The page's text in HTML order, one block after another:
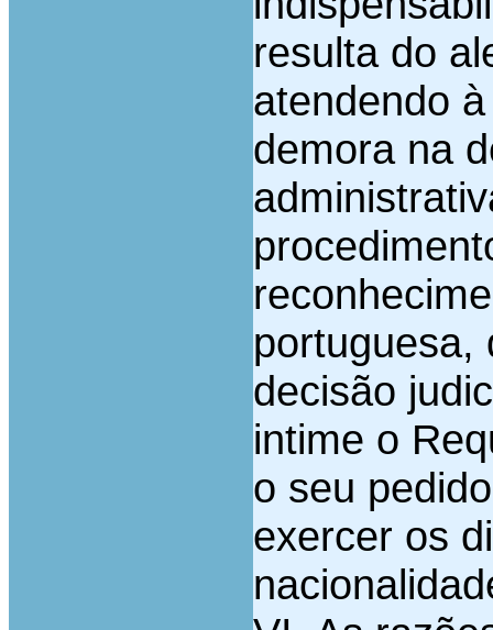
resulta do
atendendo
demora na
portuguesa,
decisão
intime o
o seu
exercer os